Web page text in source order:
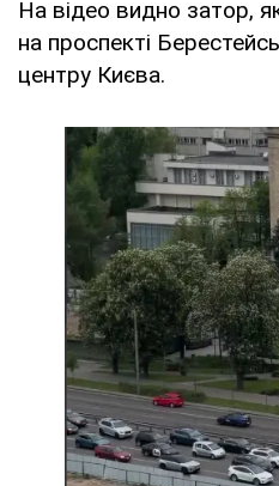
На відео видно затор,
на проспекті
центру Києва.